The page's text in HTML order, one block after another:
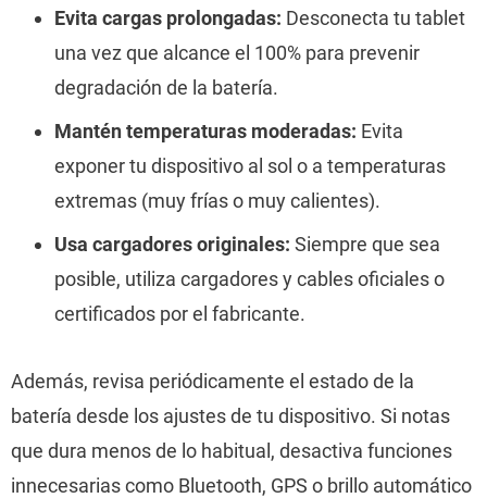
Evita cargas prolongadas: Desconecta tu tablet
una vez que alcance el 100% para prevenir
degradación de la batería.
Mantén temperaturas moderadas: Evita
exponer tu dispositivo al sol o a temperaturas
extremas (muy frías o muy calientes).
Usa cargadores originales: Siempre que sea
posible, utiliza cargadores y cables oficiales o
certificados por el fabricante.
Además, revisa periódicamente el estado de la
batería desde los ajustes de tu dispositivo. Si notas
que dura menos de lo habitual, desactiva funciones
innecesarias como Bluetooth, GPS o brillo automático